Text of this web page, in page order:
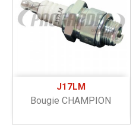
J17LM
Bougie CHAMPION